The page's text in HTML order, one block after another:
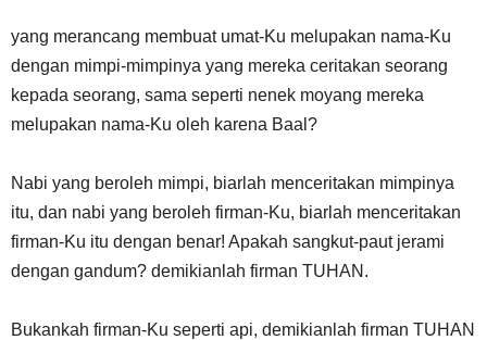
yang merancang membuat umat-Ku melupakan nama-Ku
dengan mimpi-mimpinya yang mereka ceritakan seorang
kepada seorang, sama seperti nenek moyang mereka
melupakan nama-Ku oleh karena Baal?
Nabi yang beroleh mimpi, biarlah menceritakan mimpinya
itu, dan nabi yang beroleh firman-Ku, biarlah menceritakan
firman-Ku itu dengan benar! Apakah sangkut-paut jerami
dengan gandum? demikianlah firman TUHAN.
Bukankah firman-Ku seperti api, demikianlah firman TUHAN